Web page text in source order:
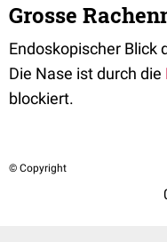
Grosse
Endoskopischer Blick
Die Nase ist durch die
blockiert.
© Copyright